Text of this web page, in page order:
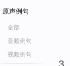
原声例句
全部
音频例句
视频例句